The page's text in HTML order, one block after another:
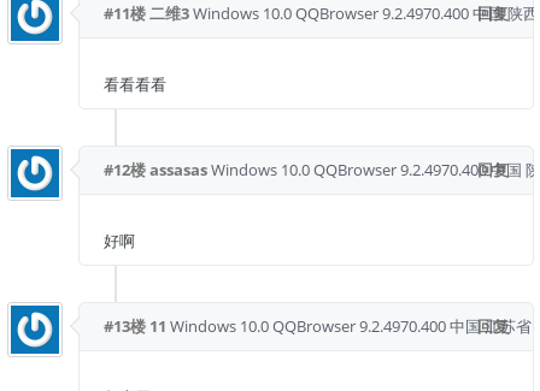
回复
#11楼二维3Windows 10.0QQBrowser 9.2.4970.400中国 陕
看看看看
回复
#12楼assasasWindows 10.0QQBrowser 9.2.4970.400中国
好啊
回复
#13楼 11 Windows 10.0QQBrowser 9.2.4970.400中国 江苏省